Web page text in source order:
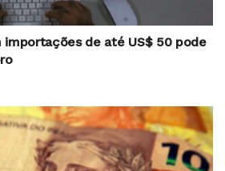
importações de até US$ 50 pode